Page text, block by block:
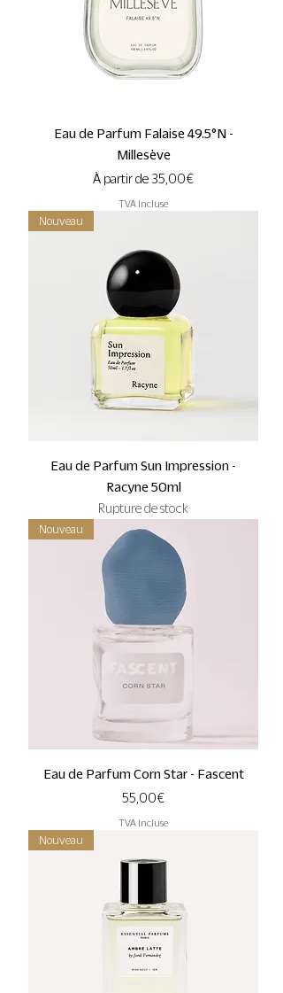
Eau de Parfum Falaise 49.5°N -
Millesève
À partir de 35,00 €
Prix promotionnel
TVA Incluse
Nouveau
Eau de Parfum Sun Impression -
Racyne 50ml
Rupture de stock
Nouveau
Eau de Parfum Corn Star - Fascent
Prix
55,00 €
TVA Incluse
Nouveau